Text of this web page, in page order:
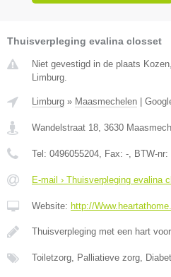
Thuisverpleging evalina closset
Niet gevestigd in de plaats
Limburg.
Limburg » Maasmechelen
Wandelstraat 18, 3630
Tel: 0496055204, Fax: -, BTW-nr:
E-mail › Thuisverpleging evalina
Website: http://
Thuisverpleging met een hart
Toiletzorg, Palliatieve zorg,